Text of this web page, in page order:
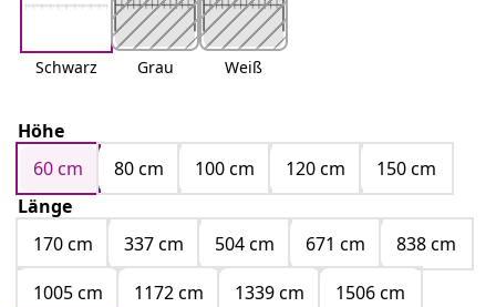
Schwarz Grau Weiß
Höhe
60 cm
80 cm 100 cm 120 cm
150 cm
Länge
170 cm
337 cm 504 cm 671 cm
838 cm
1005 cm
1172 cm 1339 cm
1506 cm